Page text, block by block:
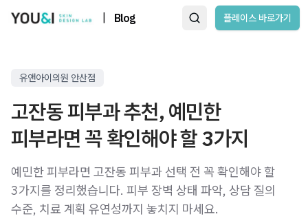
Blog 플레이스 바로가기
유앤아이의원 안산점
고잔동 피부과 추천, 예민한
피부라면 꼭 확인해야 할 3가지
예민한 피부라면 고잔동 피부과 선택 전 꼭 확인해야 할
3가지를 정리했습니다. 피부 장벽 상태 파악, 상담 질의
수준, 치료 계획 유연성까지 놓치지 마세요.